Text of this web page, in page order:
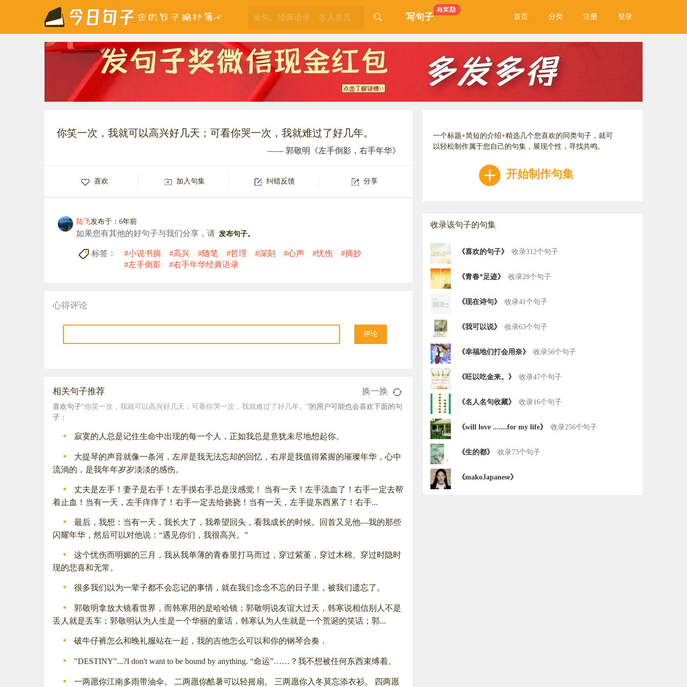
写句子 首页 分类 注册 登录
你笑一次，我就可以高兴好几天；可看你哭一次，我就难过了好几年。
—— 郭敬明 《左手倒影，右手年华》
喜欢 加入句集 纠错反馈 分享
陆飞发布于：6年前
如果您有其他的好句子与我们分享，请 发布句子。
标签： #小说书摘 #高兴 #随笔 #哲理 #深刻 #心声 #忧伤
#摘抄
#左手倒影
#右手年华经典语录
心得评论
评论
相关句子推荐 换一换
喜欢句子“你笑一次，我就可以高兴好几天；可看你哭一次，我就难过了好几年。 ”的用户可能也会喜欢下面的句
子：
寂寞的人总是记住生命中出现的每一个人，正如我总是意犹未尽地想起你。
大提琴的声音就像一条河，左岸是我无法忘却的回忆，右岸是我值得紧握的璀璨年华，心中
流淌的，是我年年岁岁淡淡的感伤。
丈夫是左手！妻子是右手！左手摸右手总是没感觉！ 当有一天！左手流血了！右手一定去帮
着止血！当有一天，左手痒痒了！右手一定去给挠挠！当有一天，左手提东西累了！右手...
最后，我想：当有一天，我长大了，我希望回头，看我成长的时候。回首又见他––我的那些
闪耀年华，然后可以对他说：“遇见你们，我很高兴。”
这个忧伤而明媚的三月，我从我单薄的青春里打马而过，穿过紫堇，穿过木棉。穿过时隐时
现的悲喜和无常。
很多我们以为一辈子都不会忘记的事情，就在我们念念不忘的日子里，被我们遗忘了。
郭敬明拿放大镜看世界，而韩寒用的是哈哈镜；郭敬明说友谊大过天，韩寒说相信别人不是
丢人就是丢车；郭敬明认为人生是一个华丽的童话，韩寒认为人生就是一个荒诞的笑话；郭...
破牛仔裤怎么和晚礼服站在一起，我的吉他怎么可以和你的钢琴合奏．
"DESTINY"...?I don't want to be bound by anything. “命运”……？我不想被任何东西束缚着。
一两愿你江南多雨带油伞。 二两愿你酷暑可以轻摇扇。 三两愿你入冬莫忘添衣衫。 四两愿
一个标题+简短的介绍+精选几个您喜欢的同类句子，就可
以轻松制作属于您自己的句集，展现个性，寻找共鸣。
开始制作句集
收录该句子的句集
《喜欢的句子》 收录312个句子
《青春*足迹》 收录28个句子
《现在诗句》 收录41个句子
《我可以说》 收录63个句子
《幸福地们打会用奈》 收录56个句子
《旺以吃金来。》 收录47个句子
《名人名句收藏》 收录16个句子
《will love .......for my life》 收录256个句子
《生的都》 收录73个句子
《makoJapanese》